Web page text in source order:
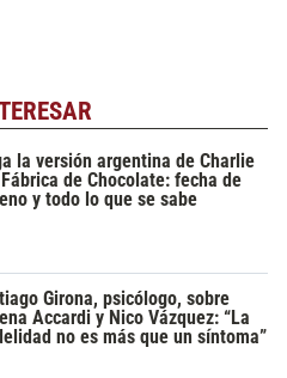
la versión argentina de Charlie
de Chocolate: fecha de
y todo lo que se sabe
Girona, psicólogo, sobre
Accardi y Nico Vázquez: “La
no es más que un síntoma”